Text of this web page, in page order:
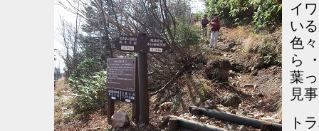
イ
い
色
ら
葉
見
ト